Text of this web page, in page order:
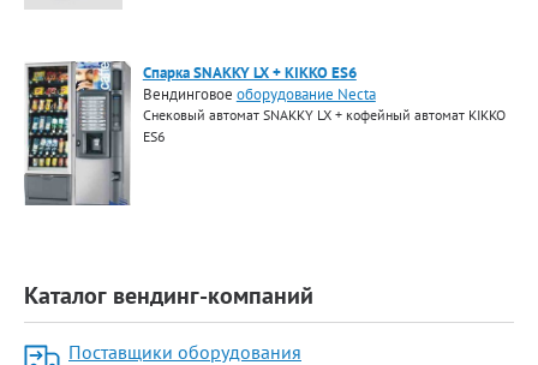
Спарка SNAKKY LX + KIKKO ES6
Вендинговое оборудование Necta
Снековый автомат SNAKKY LX + кофейный автомат KIKKO
ES6
Каталог вендинг-компаний
Поставщики оборудования